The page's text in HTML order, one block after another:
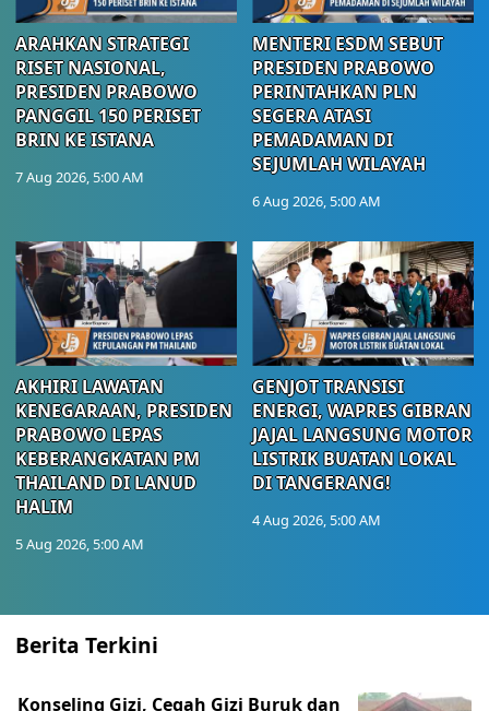
ARAHKAN STRATEGI
RISET NASIONAL,
PRESIDEN PRABOWO
PANGGIL 150 PERISET
BRIN KE ISTANA
7 Aug 2026, 5:00 AM
MENTERI ESDM SEBUT
PRESIDEN PRABOWO
PERINTAHKAN PLN
SEGERA ATASI
PEMADAMAN DI
SEJUMLAH WILAYAH
6 Aug 2026, 5:00 AM
AKHIRI LAWATAN
KENEGARAAN, PRESIDEN
PRABOWO LEPAS
KEBERANGKATAN PM
THAILAND DI LANUD
HALIM
5 Aug 2026, 5:00 AM
GENJOT TRANSISI
ENERGI, WAPRES GIBRAN
JAJAL LANGSUNG MOTOR
LISTRIK BUATAN LOKAL
DI TANGERANG!
4 Aug 2026, 5:00 AM
Berita Terkini
Konseling Gizi, Cegah Gizi Buruk dan